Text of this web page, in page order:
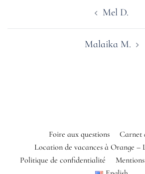
Mel D.
Malaika M.
Foire aux questions
Carnet
Location de vacances à Orange
Politique de confidentialité